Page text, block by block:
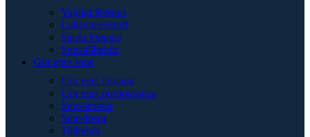
Vanligt lössnus
Luktsnus/Snuff
Starkt lössnus
Snustillbehör
Gör eget snus
Gör eget lössnus
Gör eget portionssnus
Snusaromer
Snusdosor
Tillbehör